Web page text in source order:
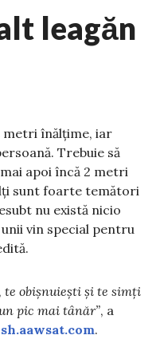
leagăn
metri înălțime, iar
Trebuie să
apoi încă 2 metri
sunt foarte temători
nu există nicio
vin special pentru
te obișnuiești și te simți
pic mai tânăr”, a
.